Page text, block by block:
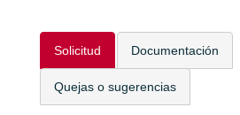
Solicitud Documentación
Quejas o sugerencias